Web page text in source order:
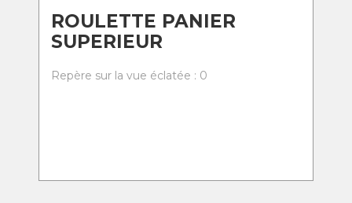
ROULETTE PANIER
SUPERIEUR
Repère sur la vue éclatée : 0